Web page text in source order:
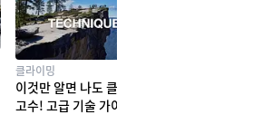
클라이밍
이것만 알면 나도 클라이밍
고수! 고급 기술 가이드